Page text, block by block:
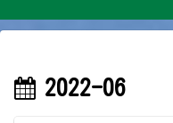
2022-06